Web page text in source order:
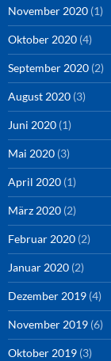
November 2020 (1)
Oktober 2020 (4)
September 2020 (2)
August 2020 (3)
Juni 2020 (1)
Mai 2020 (3)
April 2020 (1)
März 2020 (2)
Februar 2020 (2)
Januar 2020 (2)
Dezember 2019 (4)
November 2019 (6)
Oktober 2019 (3)